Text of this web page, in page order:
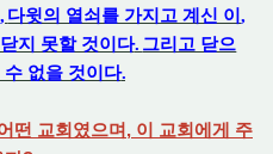
, 다윗의 열쇠를 가지고 계신 이,
지 못할 것이다. 그리고 닫으
없을 것이다.
떤 교회였으며, 이 교회에게 주